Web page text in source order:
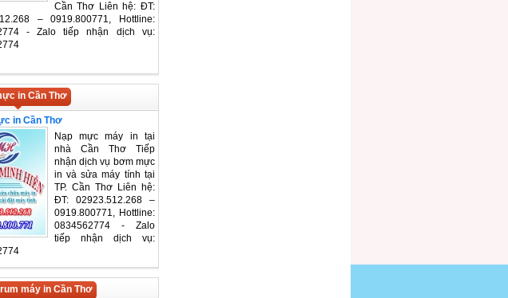
Cần Thơ Liên hệ: ĐT:
– 0919.800771, Hottline:
- Zalo tiếp nhận dịch vụ:
in Cần Thơ
in Cần Thơ
Nạp mực máy in tại
nhà Cần Thơ Tiếp
nhận dịch vụ bơm mực
in và sửa máy tính tại
TP. Cần Thơ Liên hệ:
ĐT: 02923.512.268 –
0919.800771, Hottline:
0834562774 - Zalo
tiếp nhận dịch vụ:
máy in Cần Thơ